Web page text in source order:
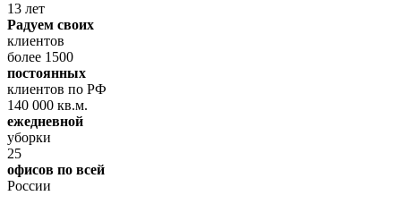
13 лет
Радуем своих
клиентов
более 1500
постоянных
клиентов по РФ
140 000 кв.м.
ежедневной
уборки
25
офисов по всей
России